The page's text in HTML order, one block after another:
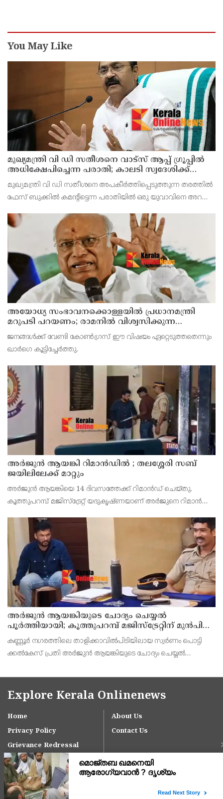
You May Like
മുഖ്യമന്ത്രി വി ഡി സതീശനെ വാട്‌സ് ആപ്പ് ഗ്രൂപ്പില്‍
അധിക്ഷേപിച്ചെന്ന പരാതി; കാലടി സ്വദേശിക്ക്
എതിരെ കേസ്
മുഖ്യമന്ത്രി വി ഡി സതീശനെ അപകീര്‍ത്തിപ്പെടുത്തുന്ന തരത്തില്‍
ഫേസ് ബുക്കില്‍ കമന്റിട്ടെന്ന പരാതിയില്‍ ഒരു യുവാവിനെ അറസ്റ്റ്
അയോധ്യ സംഭാവനക്കൊള്ളയില്‍ പ്രധാനമന്ത്രി
മറുപടി പറയണം; രാമനില്‍ വിശ്വസിക്കുന്ന
സാധാരണക്കാര്‍ ആശങ്കാകുലരാണെന്ന് ഖാര്‍ഗെ
ജനങ്ങള്‍ക്ക് വേണ്ടി കോണ്‍ഗ്രസ് ഈ വിഷയം ഏറ്റെടുത്തതെന്നും
ഖാര്‍ഗെ കൂട്ടിച്ചേര്‍ത്തു.
അര്‍ജുന്‍ ആയങ്കി റിമാന്‍ഡില്‍ ; തലശ്ശേരി സബ്
ജയിലിലേക്ക് മാറ്റും
അർജുൻ ആയങ്കിയെ 14 ദിവസത്തേക്ക് റിമാൻഡ് ചെയ്തു.
കൂത്തുപറമ്പ് മജിസ്ട്രേറ്റ് യദുകൃഷ്ണയാണ് അർജുനെ റിമാൻഡ്
ഭീഷണിപ്പെടുത്തിയെന്നാരോപിച്ച് ‌
അര്‍ജുന്‍ ആയങ്കിയുടെ ചോദ്യം ചെയ്യല്‍
പൂര്‍ത്തിയായി; കൂത്തുപറമ്പ് മജിസ്ട്രേറ്റിന് മുൻപില്‍
ഹാജരാക്കും
കണ്ണൂർ നഗരത്തിലെ താളിക്കാവിൽപിടിയിലായ സ്വർണം പൊട്ടി
ക്കൽകേസ് പ്രതി അര്‍ജുന്‍ ആയങ്കിയുടെ ചോദ്യം ചെയ്യല്‍
Explore Kerala Onlinenews
Home
About Us
Privacy Policy
Contact Us
Grievance Redressal